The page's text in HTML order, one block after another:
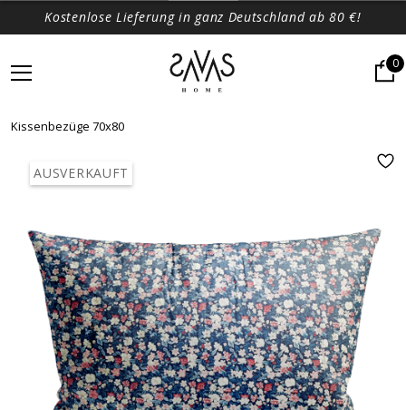
Kostenlose Lieferung in ganz Deutschland ab 80 €!
0
Kissenbezüge 70x80
AUSVERKAUFT